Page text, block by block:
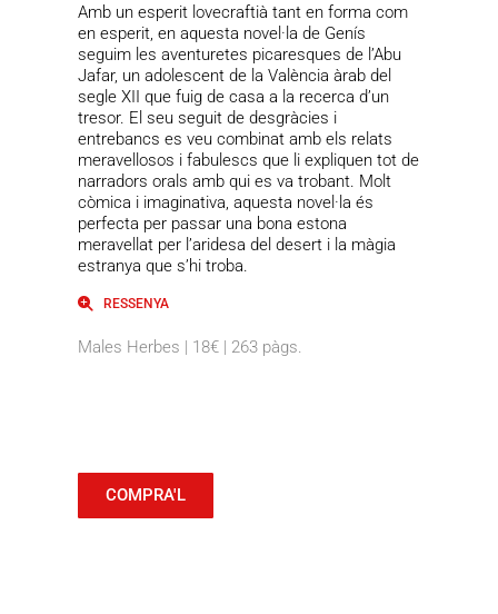
Amb un esperit lovecraftià tant en forma com
en esperit, en aquesta novel·la de Genís
seguim les aventuretes picaresques de l’Abu
Jafar, un adolescent de la València àrab del
segle XII que fuig de casa a la recerca d’un
tresor. El seu seguit de desgràcies i
entrebancs es veu combinat amb els relats
meravellosos i fabulescs que li expliquen tot de
narradors orals amb qui es va trobant. Molt
còmica i imaginativa, aquesta novel·la és
perfecta per passar una bona estona
meravellat per l’aridesa del desert i la màgia
estranya que s’hi troba.
RESSENYA
Males Herbes | 18€ | 263 pàgs.
COMPRA'L